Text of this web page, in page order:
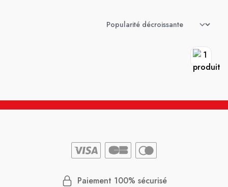
Paiement 100% sécurisé